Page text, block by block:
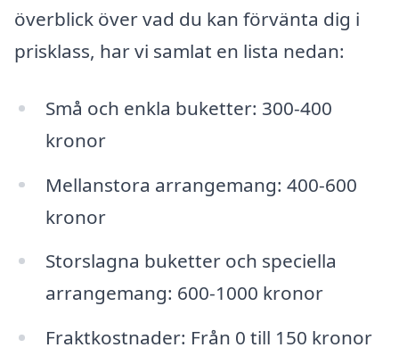
överblick över vad du kan förvänta dig i
prisklass, har vi samlat en lista nedan:
Små och enkla buketter: 300-400
kronor
Mellanstora arrangemang: 400-600
kronor
Storslagna buketter och speciella
arrangemang: 600-1000 kronor
Fraktkostnader: Från 0 till 150 kronor